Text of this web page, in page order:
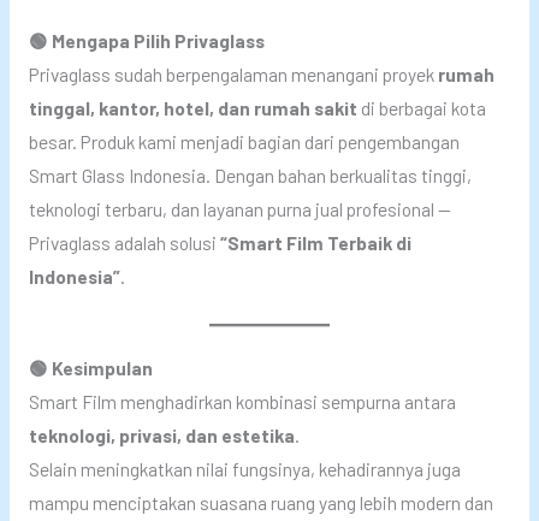
🟢 Mengapa Pilih Privaglass
Privaglass sudah berpengalaman menangani proyek rumah
tinggal, kantor, hotel, dan rumah sakit di berbagai kota
besar. Produk kami menjadi bagian dari pengembangan
Smart Glass Indonesia. Dengan bahan berkualitas tinggi,
teknologi terbaru, dan layanan purna jual profesional —
Privaglass adalah solusi “Smart Film Terbaik di
Indonesia”.
🟢 Kesimpulan
Smart Film menghadirkan kombinasi sempurna antara
teknologi, privasi, dan estetika.
Selain meningkatkan nilai fungsinya, kehadirannya juga
mampu menciptakan suasana ruang yang lebih modern dan